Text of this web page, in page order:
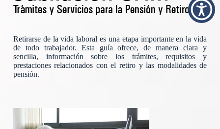
Retirarse de la vida laboral es una etapa importante en la vida
de todo trabajador. Esta guía ofrece, de manera clara y
sencilla, información sobre los trámites, requisitos y
prestaciones relacionados con el retiro y las modalidades de
pensión.